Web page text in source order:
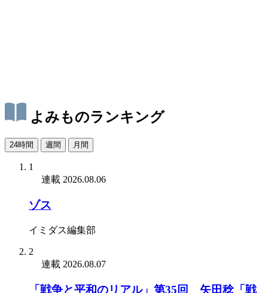
よみものランキング
24時間 週間 月間
1
連載 2026.08.06
ゾス
イミダス編集部
2
連載 2026.08.07
「戦争と平和のリアル」第35回 矢田稔「戦